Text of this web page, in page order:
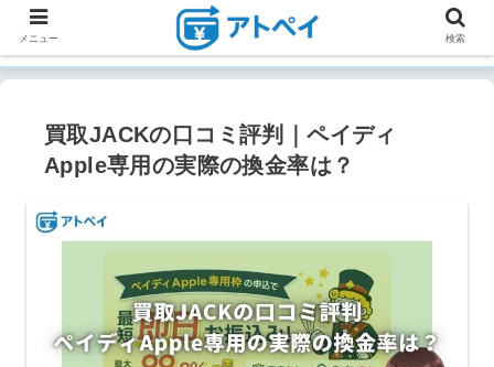
買取JACKの口コミ評判｜ペイディ
Apple専用の実際の換金率は？
メニュー 検索